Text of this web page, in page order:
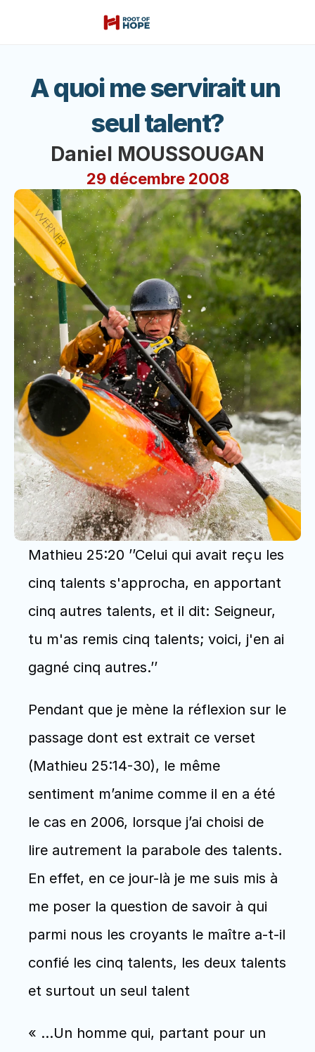
A quoi me servirait un
seul talent?
Daniel MOUSSOUGAN
29 décembre 2008
Mathieu 25:20 ’’Celui qui avait reçu les
cinq talents s'approcha, en apportant
cinq autres talents, et il dit: Seigneur,
tu m'as remis cinq talents; voici, j'en ai
gagné cinq autres.’’
Pendant que je mène la réflexion sur le
passage dont est extrait ce verset
(Mathieu 25:14-30), le même
sentiment m’anime comme il en a été
le cas en 2006, lorsque j’ai choisi de
lire autrement la parabole des talents.
En effet, en ce jour-là je me suis mis à
me poser la question de savoir à qui
parmi nous les croyants le maître a-t-il
confié les cinq talents, les deux talents
et surtout un seul talent
« …Un homme qui, partant pour un